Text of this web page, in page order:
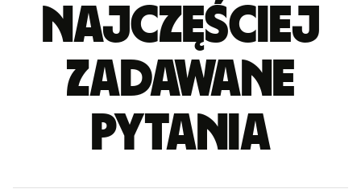
Najczęściej
zadawane
pytania